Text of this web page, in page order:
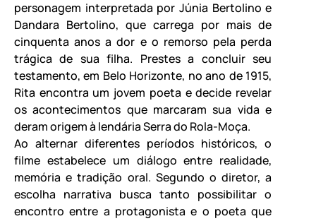
personagem interpretada por Júnia Bertolino e
Dandara Bertolino, que carrega por mais de
cinquenta anos a dor e o remorso pela perda
trágica de sua filha. Prestes a concluir seu
testamento, em Belo Horizonte, no ano de 1915,
Rita encontra um jovem poeta e decide revelar
os acontecimentos que marcaram sua vida e
deram origem à lendária Serra do Rola-Moça.
Ao alternar diferentes períodos históricos, o
filme estabelece um diálogo entre realidade,
memória e tradição oral. Segundo o diretor, a
escolha narrativa busca tanto possibilitar o
encontro entre a protagonista e o poeta que